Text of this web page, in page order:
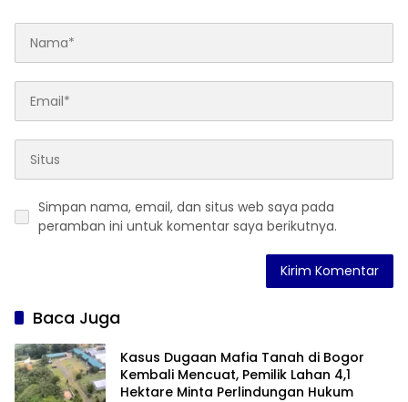
Simpan nama, email, dan situs web saya pada
peramban ini untuk komentar saya berikutnya.
Baca Juga
Kasus Dugaan Mafia Tanah di Bogor
Kembali Mencuat, Pemilik Lahan 4,1
Hektare Minta Perlindungan Hukum